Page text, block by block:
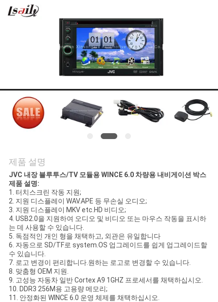
리
연
주
세
요
뉴
스
경
제품 설명
JVC 내장 블루투스/TV 모듈용 WINCE 6.0 차량용 내비게이션 박스
제품 설명:
1. 터치스크린 작동 지원;
2. 지원 디스플레이 WAV.APE 등 무손실 오디오;
3. 지원 디스플레이 MKV etc.HD 비디오;
4. USB2.0을 지원하여 오디오 및 비디오 또는 마우스 작동을 표시하
는 데 사용할 수 있습니다.
5. 독점적인 개인 형을 채택하고, 외관은 유일합니다
6. 자동으로 SD/TF로 system.OS 업그레이드를 쉽게 업그레이드할
수 있습니다.
7. 로고 변경이 편리합니다.원하는 로고로 변경할 수 있습니다.
8. 맞춤형 OEM 지원.
9. 고성능 자동차 일반 Cortex A9 1GHZ 프로세서를 채택하십시오.
10. DDR3 256M용 고용량 메모리;
11. 안정화된 WINCE 6.0 운영 체제를 채택하십시오.